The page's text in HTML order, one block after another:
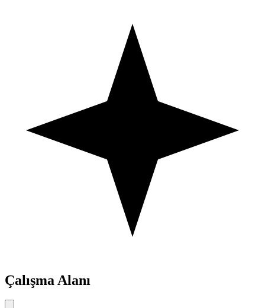
Çalışma Alanı